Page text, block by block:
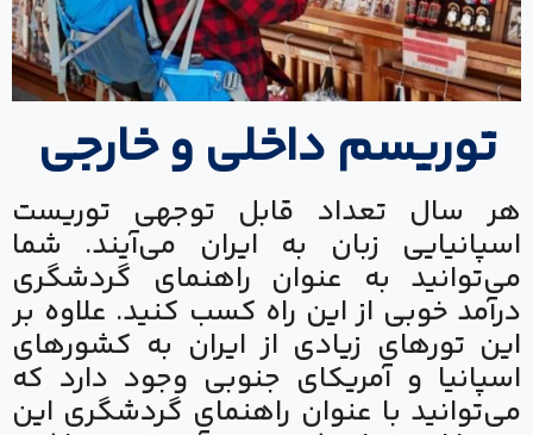
توریسم داخلی و خارجی
هر سال تعداد قابل توجهی توریست
اسپانیایی زبان به ایران می‌آیند. شما
می‌توانید به عنوان راهنمای گردشگری
درآمد خوبی از این راه کسب کنید. علاوه بر
این تورهای زیادی از ایران به کشورهای
اسپانیا و آمریکای جنوبی وجود دارد که
می‌توانید با عنوان راهنمای گردشگری این